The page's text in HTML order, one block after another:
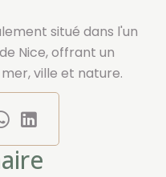
situé dans l'un
Nice, offrant un
ville et nature.